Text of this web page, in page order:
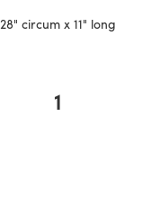
28" circum x 11" long
1